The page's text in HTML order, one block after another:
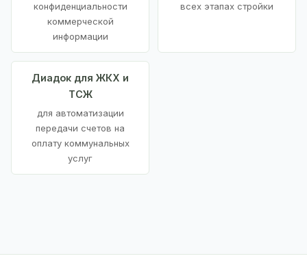
конфиденциальности
коммерческой
информации
всех этапах стройки
Диадок для ЖКХ и
ТСЖ
для автоматизации
передачи счетов на
оплату коммунальных
услуг